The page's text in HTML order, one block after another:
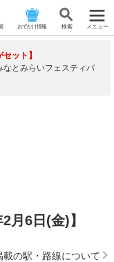
おでかけ情報 検 索 メニュー
ット】
とみらいフェスティバ
月6日(金)】
の駅・路線について